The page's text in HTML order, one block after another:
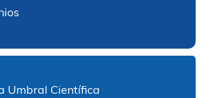
Umbral Científica